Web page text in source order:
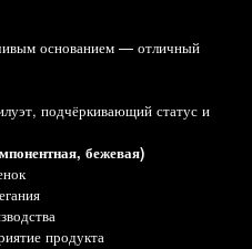
основанием — отличный
подчёркивающий статус и
бежевая)
продукта